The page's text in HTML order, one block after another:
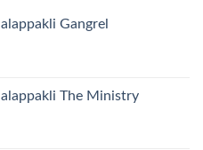
Gangrel
The Ministry